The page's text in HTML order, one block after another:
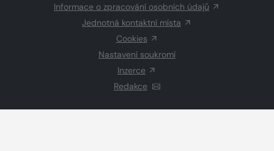
Informace o zpracování osobních údajů
Jednotná kontaktní místa
Cookies
Nastavení soukromí
Inzerce
Redakce